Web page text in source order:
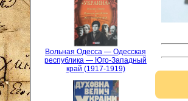
Вольная Одесса — Одесская
республика — Юго-Западный
край (1917-1919)